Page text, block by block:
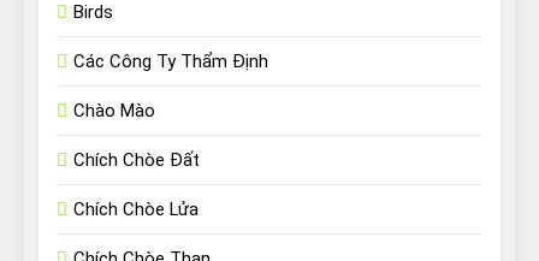
Birds
Các Công Ty Thẩm Định
Chào Mào
Chích Chòe Đất
Chích Chòe Lửa